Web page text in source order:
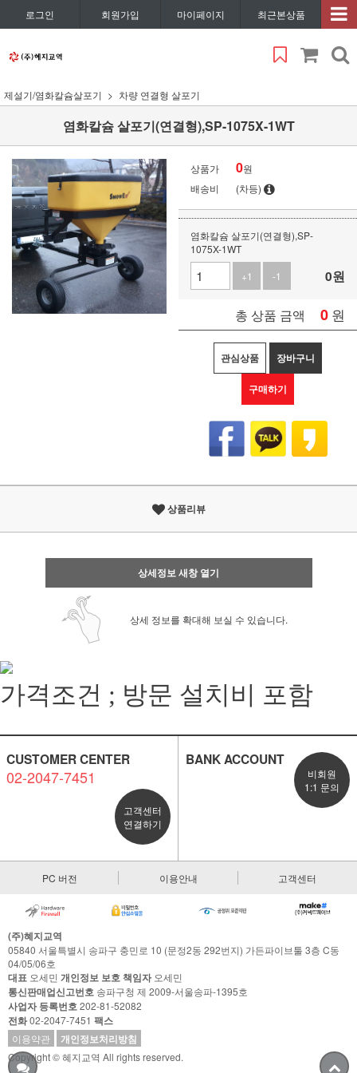
로그인 회원가입 마이페이지 최근본상품
제설기/염화칼슘살포기 차량 연결형 살포기
염화칼슘 살포기(연결형),SP-1075X-1WT
상품가 0원
배송비
(차등)
염화칼슘 살포기(연결형),SP-
1075X-1WT
+1
-1 0원
총 상품 금액 0 원
관심상품 장바구니
구매하기
상품리뷰
상세정보 새창 열기
상세 정보를 확대해 보실 수 있습니다.
가격조건 ; 방문 설치비 포함
CUSTOMER CENTER
02-2047-7451
고객센터
연결하기
BANK ACCOUNT
비회원
1:1 문의
PC 버전 이용안내 고객센터
(주)혜지교역
05840 서울특별시 송파구 충민로 10 (문정2동 292번지) 가든파이브툴 3층 C동
04/05/06호
대표 오세민 개인정보 보호 책임자오세민
통신판매업신고번호 송파구청 제 2009-서울송파-1395호
사업자 등록번호202-81-52082
전화02-2047-7451 팩스
이용약관 개인정보처리방침
Copyright © 혜지교역 All rights reserved.